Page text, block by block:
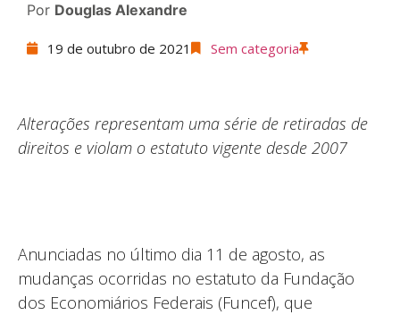
Por Douglas Alexandre
19 de outubro de 2021 Sem categoria
Alterações representam uma série de retiradas de
direitos e violam o estatuto vigente desde 2007
Anunciadas no último dia 11 de agosto, as
mudanças ocorridas no estatuto da Fundação
dos Economiários Federais (Funcef), que